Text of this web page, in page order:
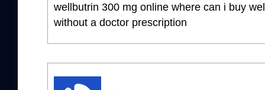
wellbutrin 300 mg online where can i buy
without a doctor prescription